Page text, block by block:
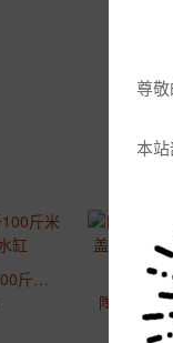
尊敬
本站
景德镇陶瓷米缸30斤50斤100斤米桶带盖密封家用储物罐水缸